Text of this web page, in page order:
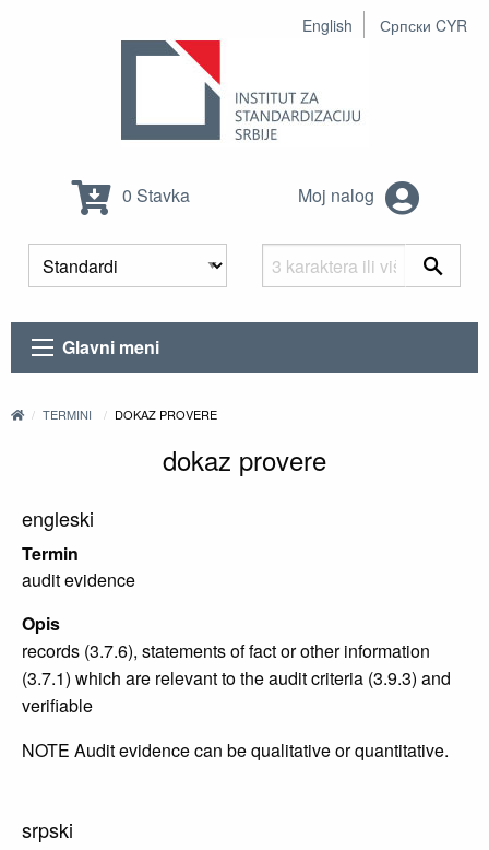
English Српски CYR
0 Stavka Moj nalog
Glavni meni
TERMINI DOKAZ PROVERE
dokaz provere
engleski
Termin
audit evidence
Opis
records (3.7.6), statements of fact or other information
(3.7.1) which are relevant to the audit criteria (3.9.3) and
verifiable
NOTE Audit evidence can be qualitative or quantitative.
srpski